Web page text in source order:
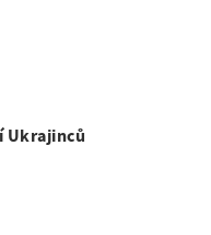
Ukrajinců